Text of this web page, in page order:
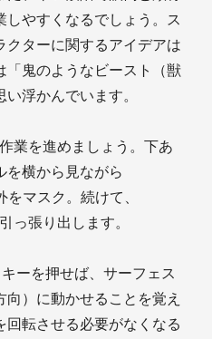
しやすくなるでしょう。ス
クターに関するアイデアは
「鬼のようなビースト（獣
浮かんでいます。
業を進めましょう。下あ
を横から見ながら
をマスク。続けて、
っ張り出します。
ーを押せば、サーフェス
）に動かせることを覚え
回転させる必要がなくなる